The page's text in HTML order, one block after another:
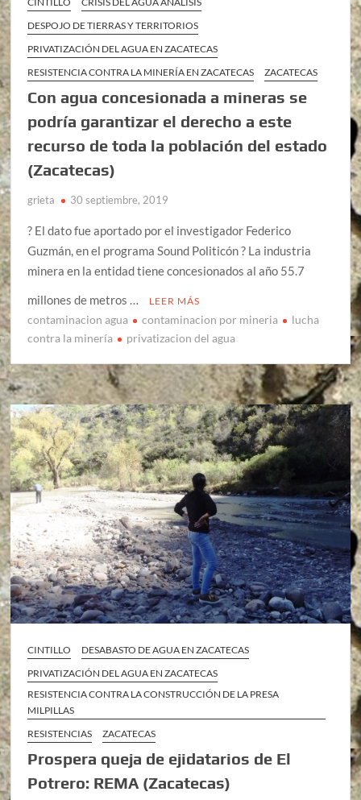
DESPOJO DE TIERRAS Y TERRITORIOS
PRIVATIZACIÓN DEL AGUA EN ZACATECAS
RESISTENCIA CONTRA LA MINERÍA EN ZACATECAS
ZACATECAS
Con agua concesionada a mineras se
podría garantizar el derecho a este
recurso de toda la población del estado
(Zacatecas)
grieta 30 septiembre, 2019
? El dato fue aportado por el investigador Federico
Guzmán, en el programa Sound Politicón ? La industria
minera en la entidad tiene concesionados al año 55.7
millones de metros …
LEER MÁS
contaminacion agua contaminacion por mineria
lucha
contra la minería
privatizacion del agua
CINTILLO
DESABASTO DE AGUA EN ZACATECAS
PRIVATIZACIÓN DEL AGUA EN ZACATECAS
RESISTENCIA CONTRA LA CONSTRUCCIÓN DE LA PRESA
MILPILLAS
RESISTENCIAS
ZACATECAS
Prospera queja de ejidatarios de El
Potrero: REMA (Zacatecas)